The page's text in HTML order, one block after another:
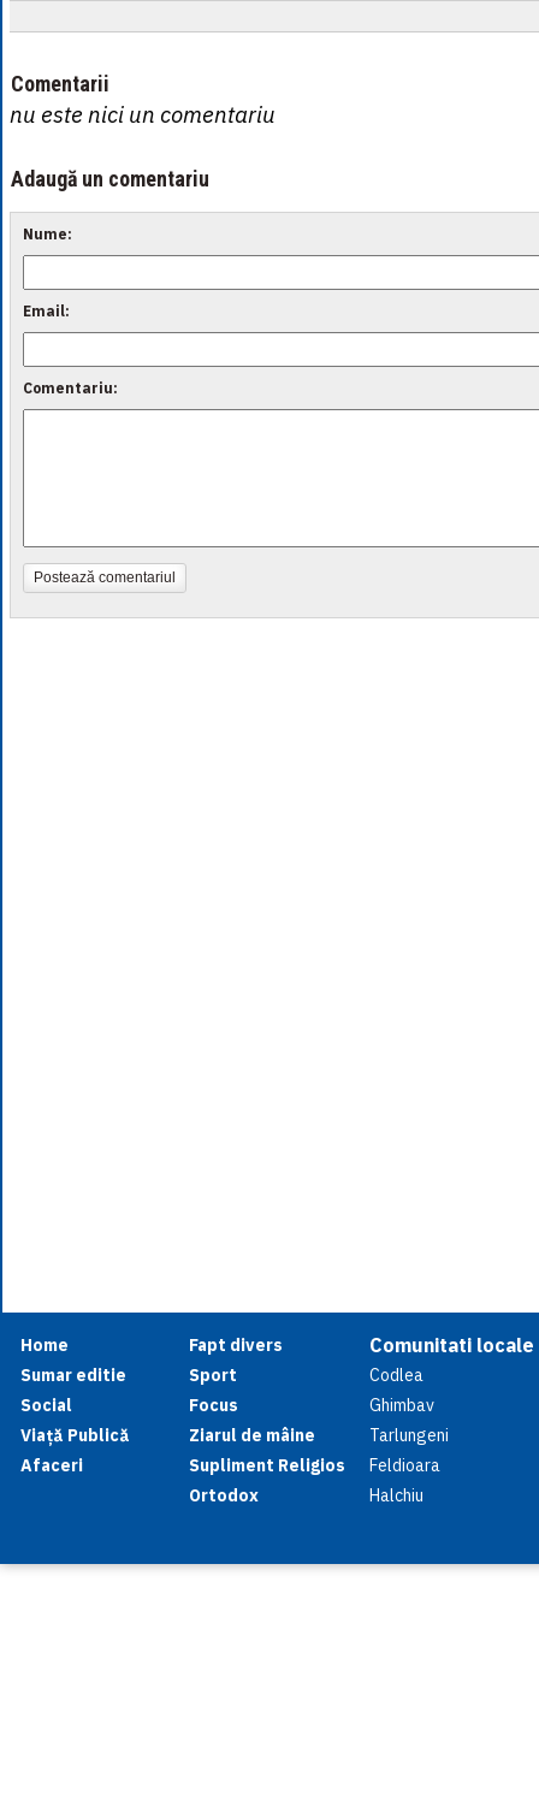
Comentarii
nu este nici un comentariu
Adaugă un comentariu
Nume:
Email:
Comentariu:
Postează comentariul
Home
Sumar editie
Social
Viață Publică
Afaceri
Fapt divers
Sport
Focus
Ziarul de mâine
Supliment Religios
Ortodox
Comunitati locale
Codlea
Ghimbav
Tarlungeni
Feldioara
Halchiu